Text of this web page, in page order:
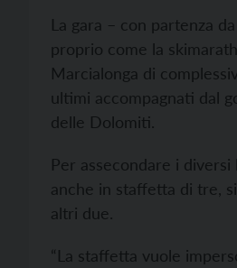
La gara – con partenza
proprio come la
Marcialonga di
ultimi accompagnati dal
delle Dolomiti.
Per assecondare i
anche in staffetta di tre,
altri due.
“La staffetta vuole